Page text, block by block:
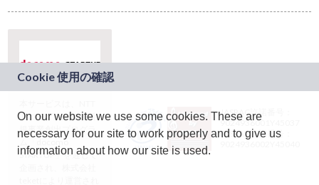
ドコモグループの新
規事業創出プログラ
ム「docomo
STARTUP」を通じて
JASRAC許諾番号：
9024936001Y45037
JASRAC許諾番号：
On our website we use some cookies. These are
necessary for our site to work properly and to give us
information about how our site is used.